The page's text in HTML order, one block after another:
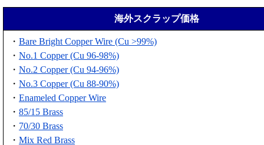
海外スクラップ価格
・ Bare Bright Copper Wire (Cu >99%)
・ No.1 Copper (Cu 96-98%)
・ No.2 Copper (Cu 94-96%)
・ No.3 Copper (Cu 88-90%)
・ Enameled Copper Wire
・ 85/15 Brass
・ 70/30 Brass
・ Mix Red Brass